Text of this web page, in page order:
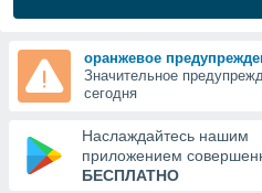
к этому
доступ
оранжевое
Значительное
сегодня
Наслаждайтесь нашим
приложением
БЕСПЛАТНО